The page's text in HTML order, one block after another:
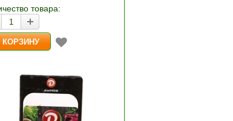
товара: